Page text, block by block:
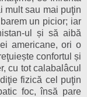
mult sau mai puţin
un picior; iar
ul și să aibă
americane, ori o
confortul și
cu tot calabalâcul
fizică cel puţin
foc, însă pare